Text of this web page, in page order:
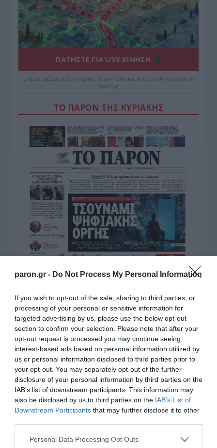
paron.gr - Do Not Process My Personal Information
If you wish to opt-out of the sale, sharing to third parties, or
processing of your personal or sensitive information for
targeted advertising by us, please use the below opt-out
section to confirm your selection. Please note that after your
opt-out request is processed you may continue seeing
interest-based ads based on personal information utilized by
us or personal information disclosed to third parties prior to
your opt-out. You may separately opt-out of the further
disclosure of your personal information by third parties on the
IAB’s list of downstream participants. This information may
also be disclosed by us to third parties on the IAB’s List of
Downstream Participants that may further disclose it to other
Please note that this website/app uses one or more Google
Personal Data Processing Opt Outs
ΠΑΤΗΣΤΕ ΓΙΑ LIVE ΚΙΝΗΣΗ
Live ενημέρωση για Κηφισό, Αττική Οδό και κέντρο Αθήνας από το
paron.gr
ΤΟ ΠΑΡΟΝ ΤΗΣ ΚΥΡΙΑΚΗΣ